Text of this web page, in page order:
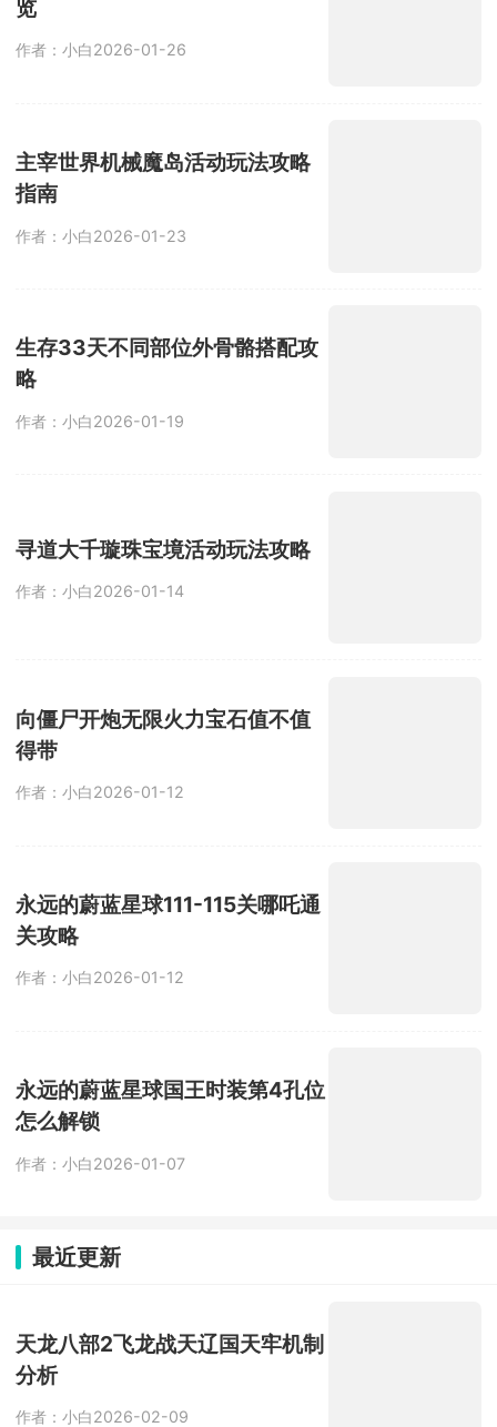
览
作者：小白2026-01-26
主宰世界机械魔岛活动玩法攻略
指南
作者：小白2026-01-23
生存33天不同部位外骨骼搭配攻
略
作者：小白2026-01-19
寻道大千璇珠宝境活动玩法攻略
作者：小白2026-01-14
向僵尸开炮无限火力宝石值不值
得带
作者：小白2026-01-12
永远的蔚蓝星球111-115关哪吒通
关攻略
作者：小白2026-01-12
永远的蔚蓝星球国王时装第4孔位
怎么解锁
作者：小白2026-01-07
最近更新
天龙八部2飞龙战天辽国天牢机制
分析
作者：小白2026-02-09